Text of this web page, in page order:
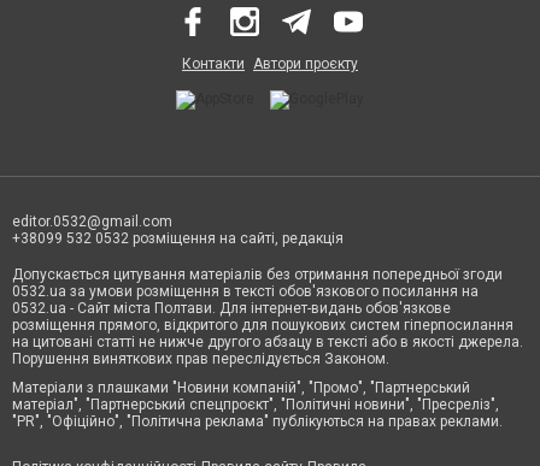
Контакти Автори проєкту
editor.0532@gmail.com
+38099 532 0532 розміщення на сайті, редакція
Допускається цитування матеріалів без отримання попередньої згоди
0532.ua за умови розміщення в тексті обов'язкового посилання на
0532.ua - Сайт міста Полтави. Для інтернет-видань обов'язкове
розміщення прямого, відкритого для пошукових систем гіперпосилання
на цитовані статті не нижче другого абзацу в тексті або в якості джерела.
Порушення виняткових прав переслідується Законом.
Матеріали з плашками "Новини компаній", "Промо", "Партнерський
матеріал", "Партнерський спецпроєкт", "Політичні новини", "Пресреліз",
"PR", "Офіційно", "Політична реклама" публікуються на правах реклами.